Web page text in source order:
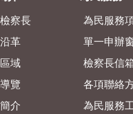
察長
革
域
覽
介
為民服務
單一申辦
檢察長信
各項聯絡
為民服務